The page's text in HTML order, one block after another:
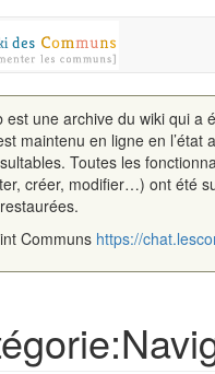
est une archive du wiki qui a
maintenu en ligne en l’état
Toutes les
créer, modifier…) ont été
Communs https://